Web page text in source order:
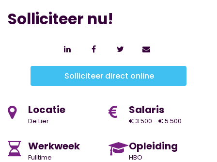
Solliciteer nu!
Solliciteer direct online
Locatie
De Lier
Salaris
€ 3.500 - € 5.500
Werkweek
Fulltime
Opleiding
HBO